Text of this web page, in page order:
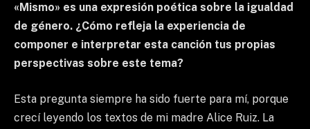
«Mismo» es una expresión poética sobre la igualdad
de género. ¿Cómo refleja la experiencia de
componer e interpretar esta canción tus propias
perspectivas sobre este tema?
Esta pregunta siempre ha sido fuerte para mí, porque
crecí leyendo los textos de mi madre Alice Ruiz. La